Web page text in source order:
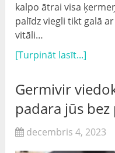
kalpo ātrai visa
palīdz viegli tikt galā
vitāli…
[Turpināt lasīt...]
Germivir
padara jūs
decembris 4, 2023